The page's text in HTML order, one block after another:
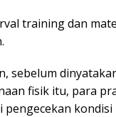
training dan
sebelum
fisik itu, para
kondisi